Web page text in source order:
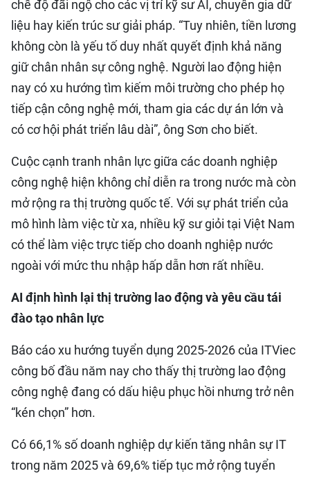
chế độ đãi ngộ cho các vị trí kỹ sư AI, chuyên gia dữ
liệu hay kiến trúc sư giải pháp. “Tuy nhiên, tiền lương
không còn là yếu tố duy nhất quyết định khả năng
giữ chân nhân sự công nghệ. Người lao động hiện
nay có xu hướng tìm kiếm môi trường cho phép họ
tiếp cận công nghệ mới, tham gia các dự án lớn và
có cơ hội phát triển lâu dài”, ông Sơn cho biết.
Cuộc cạnh tranh nhân lực giữa các doanh nghiệp
công nghệ hiện không chỉ diễn ra trong nước mà còn
mở rộng ra thị trường quốc tế. Với sự phát triển của
mô hình làm việc từ xa, nhiều kỹ sư giỏi tại Việt Nam
có thể làm việc trực tiếp cho doanh nghiệp nước
ngoài với mức thu nhập hấp dẫn hơn rất nhiều.
AI định hình lại thị trường lao động và yêu cầu tái
đào tạo nhân lực
Báo cáo xu hướng tuyển dụng 2025-2026 của ITViec
công bố đầu năm nay cho thấy thị trường lao động
công nghệ đang có dấu hiệu phục hồi nhưng trở nên
“kén chọn” hơn.
Có 66,1% số doanh nghiệp dự kiến tăng nhân sự IT
trong năm 2025 và 69,6% tiếp tục mở rộng tuyển